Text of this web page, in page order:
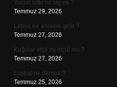
Yosun bitki mi alg mi ?
Temmuz 29, 2026
Lebriz ne anlama gelir ?
Temmuz 27, 2026
Kuğular etçil mi otçul mu ?
Temmuz 27, 2026
Lustral ne demek ?
Temmuz 25, 2026